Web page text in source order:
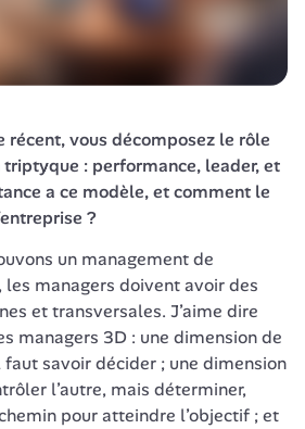
récent, vous décomposez le rôle
: performance, leader, et
a ce modèle, et comment le
?
un management de
managers doivent avoir des
et transversales. J’aime dire
savoir décider ; une dimension
l’autre, mais déterminer,
pour atteindre l’objectif ; et